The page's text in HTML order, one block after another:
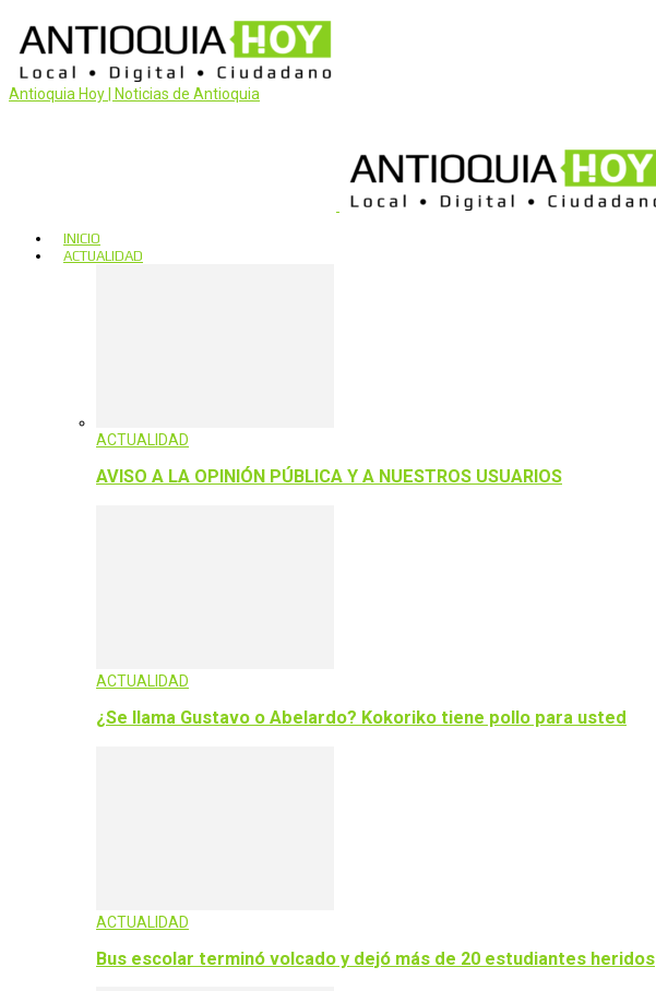
Antioquia Hoy | Noticias de Antioquia
INICIO
ACTUALIDAD
ACTUALIDAD
AVISO A LA OPINIÓN PÚBLICA Y A NUESTROS USUARIOS
ACTUALIDAD
¿Se llama Gustavo o Abelardo? Kokoriko tiene pollo para usted
ACTUALIDAD
Bus escolar terminó volcado y dejó más de 20 estudiantes heridos